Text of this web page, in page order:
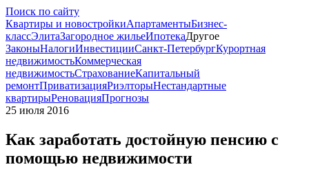
Поиск по сайту
Квартиры и новостройкиАпартаментыБизнес-
классЭлитаЗагородное жильеИпотекаДругое
ЗаконыНалогиИнвестицииСанкт-ПетербургКурортная
недвижимостьКоммерческая
недвижимостьСтрахованиеКапитальный
ремонтПриватизацияРиэлторыНестандартные
квартирыРеновацияПрогнозы
25 июля 2016
Как заработать достойную пенсию с
помощью недвижимости